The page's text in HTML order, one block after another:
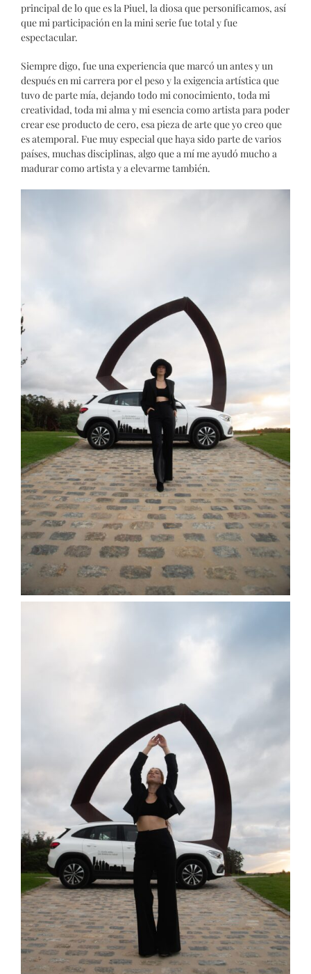
principal de lo que es la Piuel, la diosa que personificamos, así
que mi participación en la mini serie fue total y fue
espectacular.
Siempre digo, fue una experiencia que marcó un antes y un
después en mi carrera por el peso y la exigencia artística que
tuvo de parte mía, dejando todo mi conocimiento, toda mi
creatividad, toda mi alma y mi esencia como artista para poder
crear ese producto de cero, esa pieza de arte que yo creo que
es atemporal. Fue muy especial que haya sido parte de varios
países, muchas disciplinas, algo que a mí me ayudó mucho a
madurar como artista y a elevarme también.